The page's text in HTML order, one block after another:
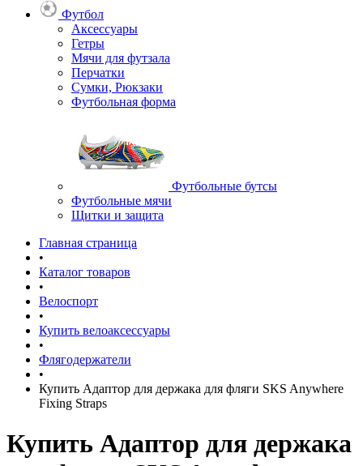
Футбол
Аксессуары
Гетры
Мячи для футзала
Перчатки
Сумки, Рюкзаки
Футбольная форма
Футбольные бутсы
Футбольные мячи
Щитки и защита
Главная страница
•
Каталог товаров
•
Велоспорт
•
Купить велоаксессуары
•
Флягодержатели
•
Купить Адаптор для держака для фляги SKS Anywhere
Fixing Straps
Купить Адаптор для держака